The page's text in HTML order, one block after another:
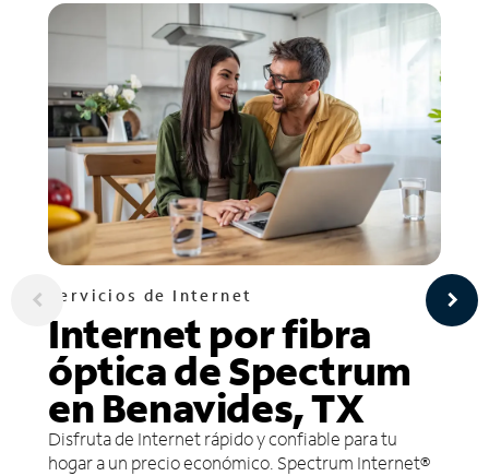
Servicios de Internet
Internet por fibra
óptica de Spectrum
en Benavides, TX
Disfruta de Internet rápido y confiable para tu
hogar a un precio económico. Spectrum Internet®